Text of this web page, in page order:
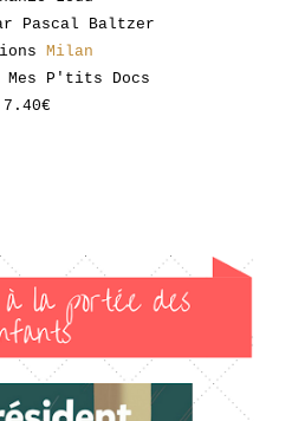
Pascal Baltzer
Milan
P'tits Docs
7.40€